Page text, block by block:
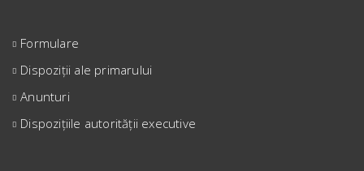
Formulare
Dispoziții ale primarului
Anunturi
Dispozițiile autorității executive